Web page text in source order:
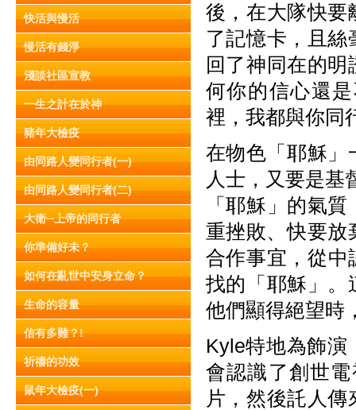
快活與慢活
慢活有錢淨
淺談社區宣教
一生之計在於神
豬年大檢疫
由同路人變同行者(一)
由同路人變同行者(二)
大衛─上帝的同行者
你準備好未？
如何在亂世中安身立命？
生命的容量
信有多難？!
祈禱的功效
鼠年大檢疫(一)
後，在大隊快要
了記憶卡，且
回了神同在的
何你的信心還
裡，我都與你同
在物色「耶穌
人士，又要是基
「耶穌」的氣
重挫敗、快要放
合作事宜，從中
找的「耶穌」。
他們顯得絕望時
Kyle特地為飾演
會認識了創世
片，然後託人